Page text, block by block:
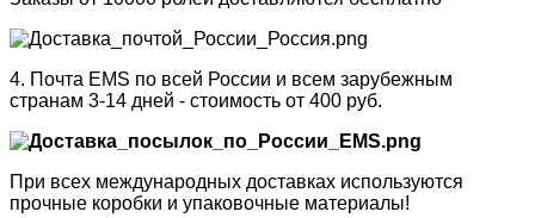
4. Почта EMS по всей России и всем зарубежным
странам 3-14 дней - стоимость от 400 руб.
При всех международных доставках используются
прочные коробки и упаковочные материалы!